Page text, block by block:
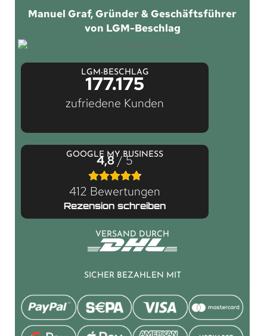
Manuel Graf, Gründer & Geschäftsführer
von LGM-Beschlag
LGM-BESCHLAG
177.175
zufriedene Kunden
GOOGLE MY BUSINESS
4,8/ 5
412 Bewertungen
Rezension schreiben
VERSAND DURCH
SICHER BEZAHLEN MIT